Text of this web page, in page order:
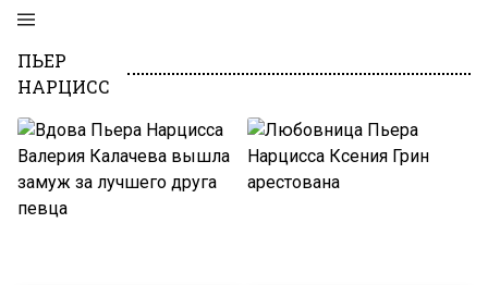
ПЬЕР
НАРЦИСС